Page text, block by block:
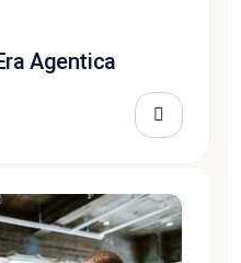
Agentica